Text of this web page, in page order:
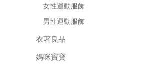
女性運動服飾
男性運動服飾
衣著良品
媽咪寶寶